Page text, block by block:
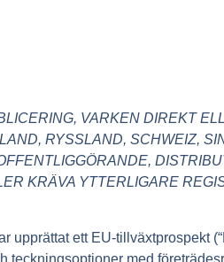
VARKEN DIREKT
RYSSLAND, SCHWEIZ,
KRÄVA YTTERLIGARE
upprättat ett EU-tillväxtprospekt
teckningsoptioner med